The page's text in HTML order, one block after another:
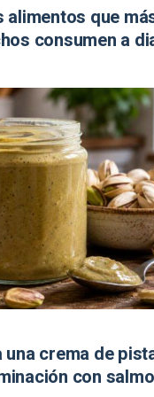
alimentos que
consumen a
crema de
con